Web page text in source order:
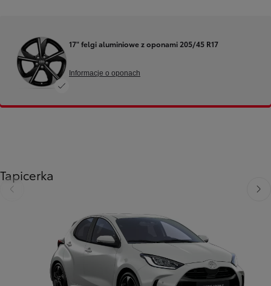
17" felgi aluminiowe z oponami 205/45 R17
Informacje o oponach
Tapicerka
Poprzedni